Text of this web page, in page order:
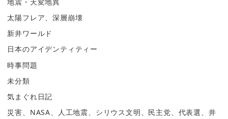
太陽フレア、深層崩壊
新井ワールド
日本のアイデンティティー
時事問題
未分類
気まぐれ日記
災害、NASA、人工地震、シリウス文明、民主党、代表選、井